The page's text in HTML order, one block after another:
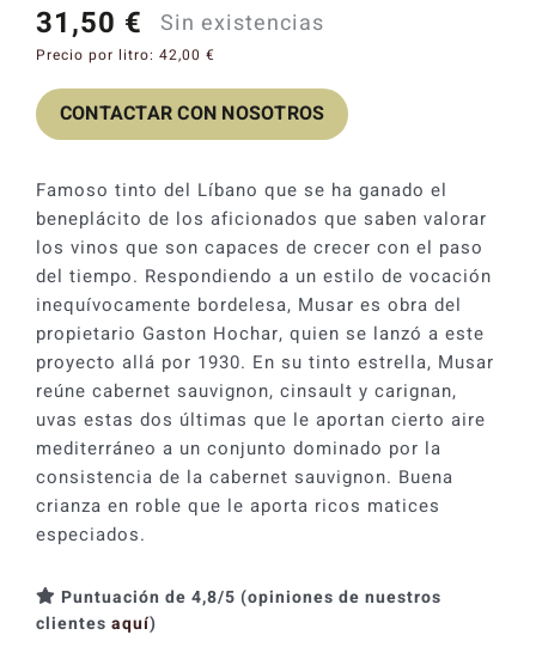
31,50 € Sin existencias
Precio por litro: 42,00 €
CONTACTAR CON NOSOTROS
Famoso tinto del Líbano que se ha ganado el
beneplácito de los aficionados que saben valorar
los vinos que son capaces de crecer con el paso
del tiempo. Respondiendo a un estilo de vocación
inequívocamente bordelesa, Musar es obra del
propietario Gaston Hochar, quien se lanzó a este
proyecto allá por 1930. En su tinto estrella, Musar
reúne cabernet sauvignon, cinsault y carignan,
uvas estas dos últimas que le aportan cierto aire
mediterráneo a un conjunto dominado por la
consistencia de la cabernet sauvignon. Buena
crianza en roble que le aporta ricos matices
especiados.
Puntuación de 4,8/5 (opiniones de nuestros
clientes aquí)